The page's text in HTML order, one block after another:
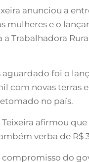
anunciou a
mulheres e o
a Trabalhadora
aguardado foi o
com novas terras
no país.
afirmou
verba de R$
do